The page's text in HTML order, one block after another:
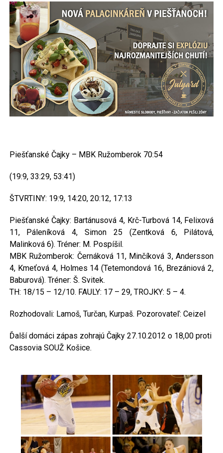
Piešťanské Čajky – MBK Ružomberok 70:54
(19:9, 33:29, 53:41)
ŠTVRTINY: 19:9, 14:20, 20:12, 17:13
Piešťanské Čajky: Bartánusová 4, Krč-Turbová 14, Felixová
11, Páleníková 4, Simon 25 (Zentková 6, Pilátová,
Malinková 6). Tréner: M. Pospíšil.
MBK Ružomberok: Černáková 11, Minčíková 3, Andersson
4, Kmeťová 4, Holmes 14 (Tetemondová 16, Brezániová 2,
Baburová). Tréner: Š. Svitek.
TH: 18/15 – 12/10. FAULY: 17 – 29, TROJKY: 5 – 4.
Rozhodovali: Lamoš, Turčan, Kurpaš. Pozorovateľ: Ceizel
Ďalší domáci zápas zohrajú Čajky 27.10.2012 o 18,00 proti
Cassovia SOUŽ Košice.